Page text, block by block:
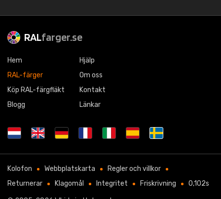
RALfarger.se
Hem
RAL-färger
Köp RAL-färgfläkt
Blogg
Hjälp
Om oss
Kontakt
Länkar
Kolofon Webbplatskarta
Regler och villkor
Returnerar
Klagomål Integritet Friskrivning 0,102s